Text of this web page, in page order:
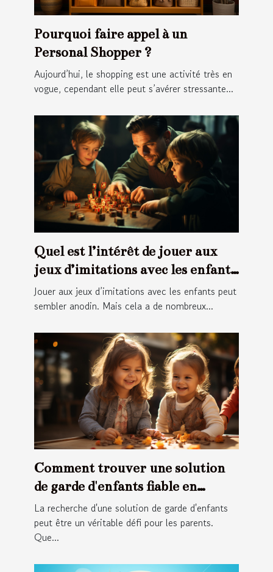
Pourquoi faire appel à un
Personal Shopper ?
Aujourd’hui, le shopping est une activité très en
vogue, cependant elle peut s’avérer stressante...
Quel est l’intérêt de jouer aux
jeux d’imitations avec les enfants
?
Jouer aux jeux d’imitations avec les enfants peut
sembler anodin. Mais cela a de nombreux...
Comment trouver une solution
de garde d'enfants fiable en
France ?
La recherche d'une solution de garde d'enfants
peut être un véritable défi pour les parents.
Que...